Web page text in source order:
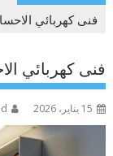
فنى كهربائي الاحساء
فنى كهربائي الاحساء
15 يناير، 2026